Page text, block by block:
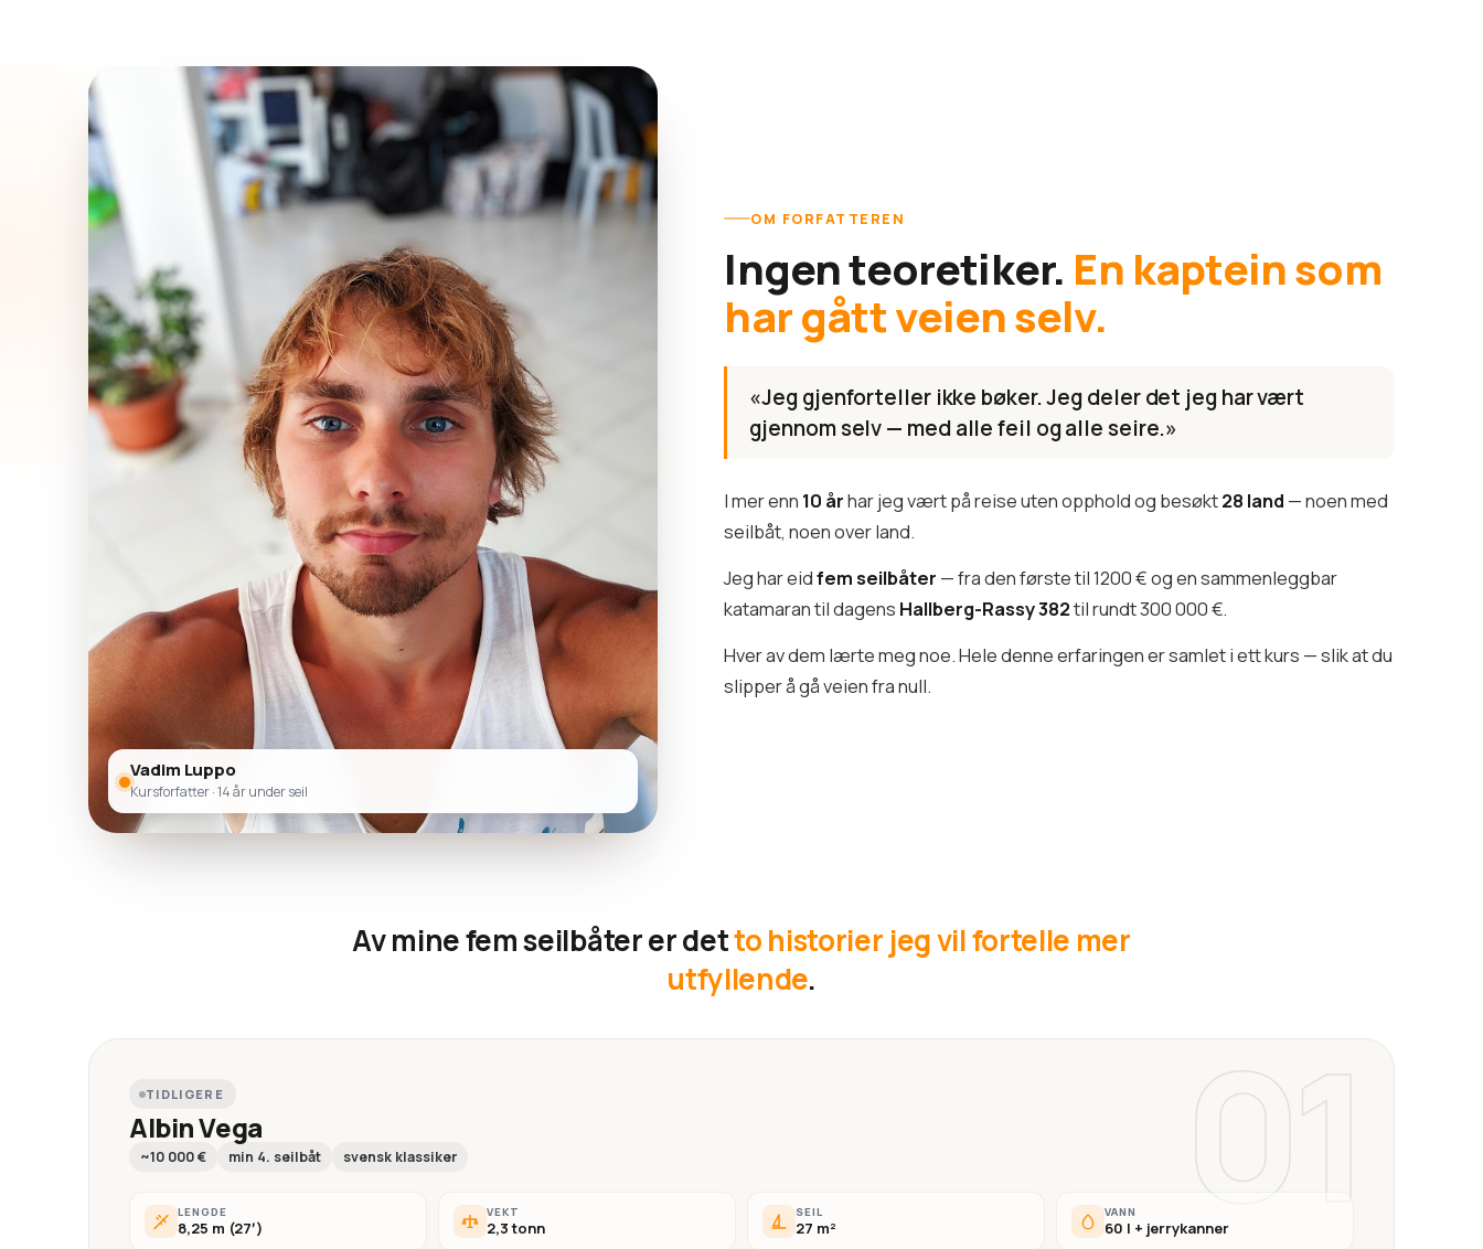
Vadim Luppo
Kursforfatter · 14 år under seil
OM FORFATTEREN
Ingen teoretiker. En kaptein som
har gått veien selv.
«Jeg gjenforteller ikke bøker. Jeg deler det jeg har vært
gjennom selv — med alle feil og alle seire.»
I mer enn 10 århar jeg vært på reise uten opphold og besøkt28 land — noen med
seilbåt, noen over land.
Jeg har eidfem seilbåter — fra den første til 1200 € og en sammenleggbar
katamaran til dagens Hallberg-Rassy 382til rundt 300 000 €.
Hver av dem lærte meg noe. Hele denne erfaringen er samlet i ett kurs — slik at du
slipper å gå veien fra null.
Av mine fem seilbåter er detto historier jeg vil fortelle mer
utfyllende.
01
TIDLIGERE
Albin Vega
~10 000 € min 4. seilbåt svensk klassiker
LENGDE
8,25 m (27′)
VEKT
2,3 tonn
SEIL
27 m²
VANN
60 l + jerrykanner